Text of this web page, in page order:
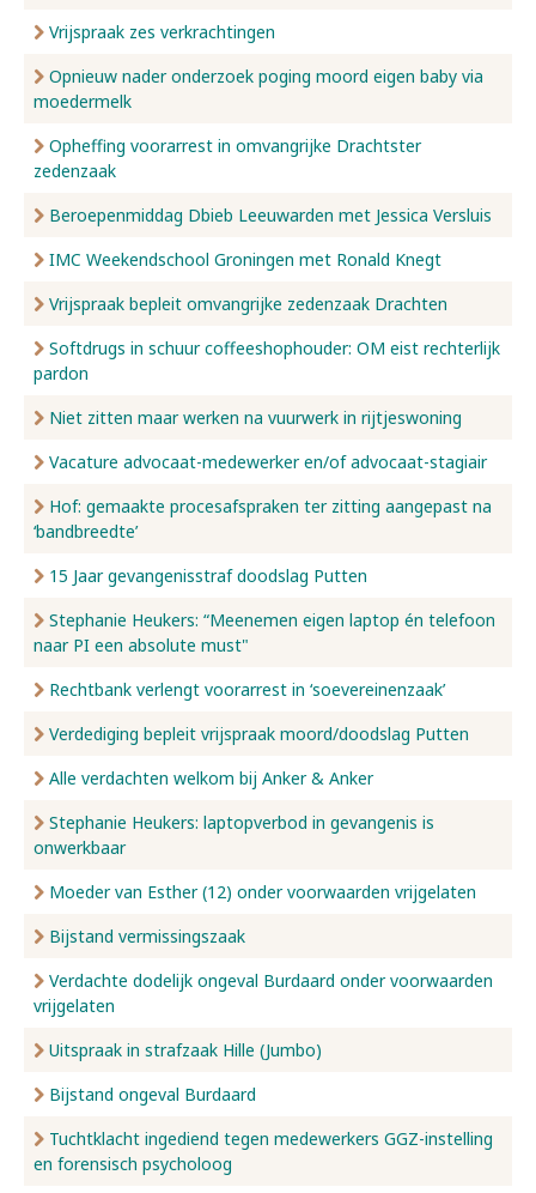
Vrijspraak zes verkrachtingen
Opnieuw nader onderzoek poging moord eigen baby via
moedermelk
Opheffing voorarrest in omvangrijke Drachtster
zedenzaak
Beroepenmiddag Dbieb Leeuwarden met Jessica Versluis
IMC Weekendschool Groningen met Ronald Knegt
Vrijspraak bepleit omvangrijke zedenzaak Drachten
Softdrugs in schuur coffeeshophouder: OM eist rechterlijk
pardon
Niet zitten maar werken na vuurwerk in rijtjeswoning
Vacature advocaat-medewerker en/of advocaat-stagiair
Hof: gemaakte procesafspraken ter zitting aangepast na
‘bandbreedte’
15 Jaar gevangenisstraf doodslag Putten
Stephanie Heukers: “Meenemen eigen laptop én telefoon
naar PI een absolute must"
Rechtbank verlengt voorarrest in ‘soevereinenzaak’
Verdediging bepleit vrijspraak moord/doodslag Putten
Alle verdachten welkom bij Anker & Anker
Stephanie Heukers: laptopverbod in gevangenis is
onwerkbaar
Moeder van Esther (12) onder voorwaarden vrijgelaten
Bijstand vermissingszaak
Verdachte dodelijk ongeval Burdaard onder voorwaarden
vrijgelaten
Uitspraak in strafzaak Hille (Jumbo)
Bijstand ongeval Burdaard
Tuchtklacht ingediend tegen medewerkers GGZ-instelling
en forensisch psycholoog